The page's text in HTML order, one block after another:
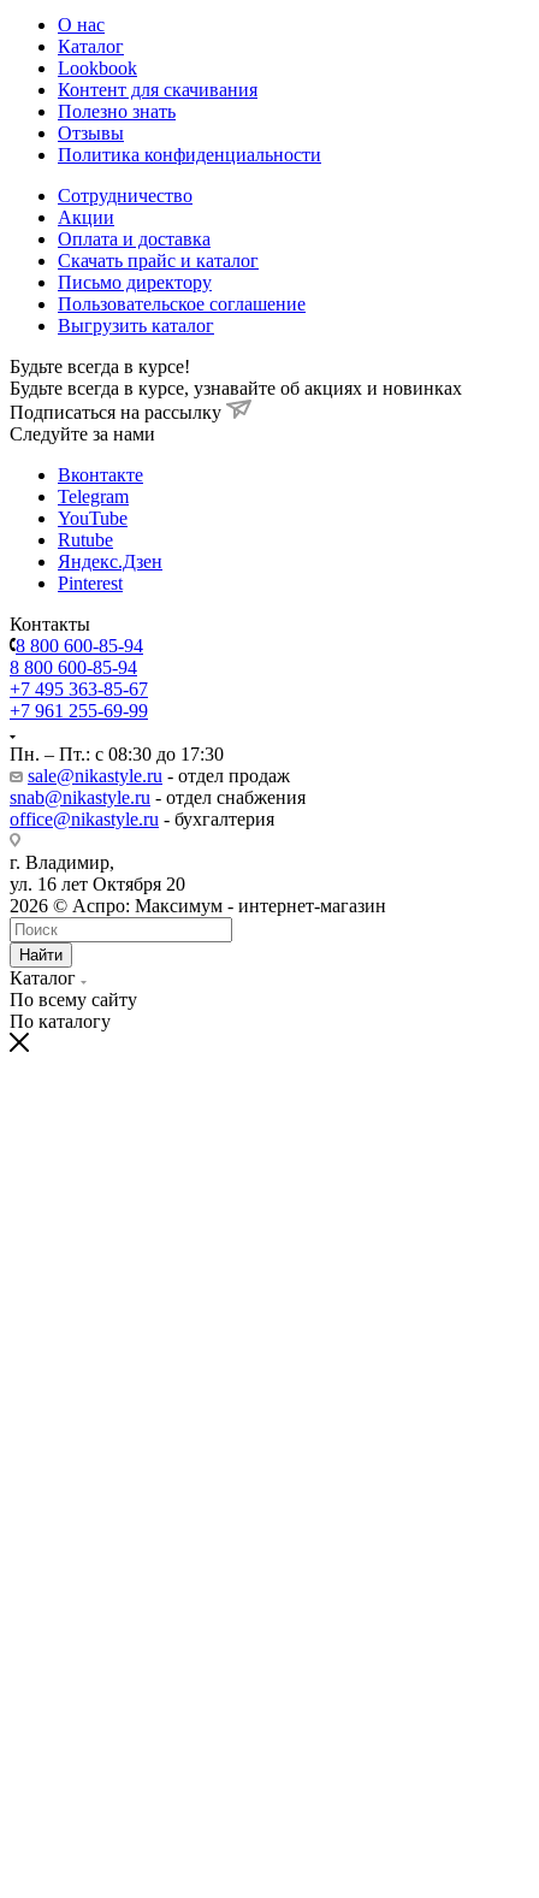
О нас
Каталог
Lookbook
Контент для скачивания
Полезно знать
Отзывы
Политика конфиденциальности
Сотрудничество
Акции
Оплата и доставка
Скачать прайс и каталог
Письмо директору
Пользовательское соглашение
Выгрузить каталог
Будьте всегда в курсе!
Будьте всегда в курсе, узнавайте об акциях и новинках
Подписаться на рассылку
Cледуйте за нами
Вконтакте
Telegram
YouTube
Rutube
Яндекс.Дзен
Pinterest
Контакты
8 800 600-85-94
8 800 600-85-94
+7 495 363-85-67
+7 961 255-69-99
Пн. – Пт.: с 08:30 до 17:30
sale@nikastyle.ru - отдел продаж
snab@nikastyle.ru - отдел снабжения
office@nikastyle.ru - бухгалтерия
г. Владимир,
ул. 16 лет Октября 20
2026 © Аспро: Максимум - интернет-магазин
Найти
Каталог
По всему сайту
По каталогу